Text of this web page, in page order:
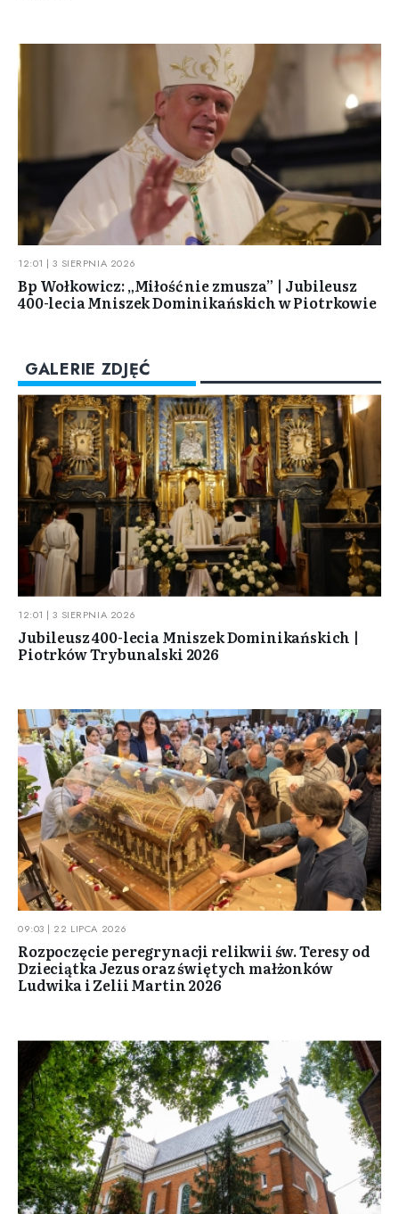
12:01 | 3 SIERPNIA 2026
Bp Wołkowicz: „Miłość nie zmusza” | Jubileusz
400-lecia Mniszek Dominikańskich w Piotrkowie
GALERIE ZDJĘĆ
12:01 | 3 SIERPNIA 2026
Jubileusz 400-lecia Mniszek Dominikańskich |
Piotrków Trybunalski 2026
09:03 | 22 LIPCA 2026
Rozpoczęcie peregrynacji relikwii św. Teresy od
Dzieciątka Jezus oraz świętych małżonków
Ludwika i Zelii Martin 2026